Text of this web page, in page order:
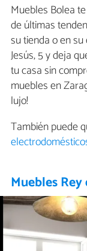
Muebles Bolea
de últimas
su tienda o en
Jesús, 5 y deja
tu casa sin
muebles en
lujo!
También puede
Muebles